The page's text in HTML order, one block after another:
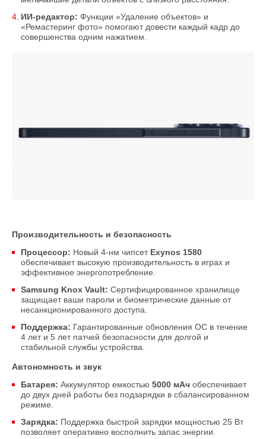
ИИ-редактор: Функции «Удаление объектов» и
«Ремастеринг фото» помогают довести каждый кадр до
совершенства одним нажатием.
Производительность и безопасность
Процессор: Новый 4-нм чипсет Exynos 1580
обеспечивает высокую производительность в играх и
эффективное энергопотребление.
Samsung Knox Vault: Сертифицированное хранилище
защищает ваши пароли и биометрические данные от
несанкционированного доступа.
Поддержка: Гарантированные обновления ОС в течение
4 лет и 5 лет патчей безопасности для долгой и
стабильной службы устройства.
Автономность и звук
Батарея: Аккумулятор емкостью 5000 мАч обеспечивает
до двух дней работы без подзарядки в сбалансированном
режиме.
Зарядка: Поддержка быстрой зарядки мощностью 25 Вт
позволяет оперативно восполнить запас энергии.